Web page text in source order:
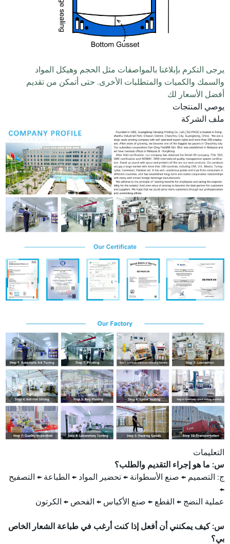
يرجى التكرم بإبلاغنا بالمواصفات مثل الحجم وهيكل المواد
والسمك والكميات والمتطلبات الأخرى. حتى أتمكن من تقديم
أفضل الأسعار لك
يوصي المنتجات
ملف الشركة
التعليمات
س: ما هو إجراء التقديم والطلب؟
ج: التصميم ← صنع الأسطوانة ← تحضير المواد ← الطباعة ← التصفيح
←
عملية النضج ← القطع ← صنع الأكياس ← الفحص ← الكرتون
س: كيف يمكنني أن أفعل إذا كنت أرغب في طباعة الشعار الخاص
بي؟